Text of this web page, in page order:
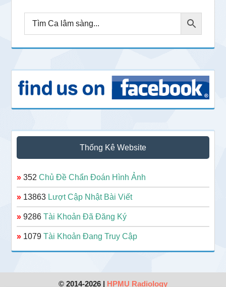
Thống Kê Website
» 352Chủ Đề Chẩn Đoán Hình Ảnh
» 13863 Lượt Cập Nhật Bài Viết
» 9286Tài Khoản Đã Đăng Ký
» 1079Tài Khoản Đang Truy Cập
© 2014-2026 | HPMU Radiology